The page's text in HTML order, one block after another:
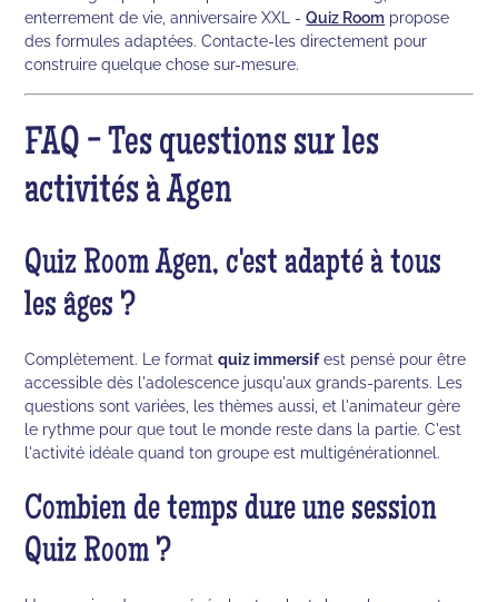
enterrement de vie, anniversaire XXL -Quiz Room propose
des formules adaptées. Contacte-les directement pour
construire quelque chose sur-mesure.
FAQ - Tes questions sur les
activités à Agen
Quiz Room Agen, c'est adapté à tous
les âges ?
Complètement. Le formatquiz immersifest pensé pour être
accessible dès l'adolescence jusqu'aux grands-parents. Les
questions sont variées, les thèmes aussi, et l'animateur gère
le rythme pour que tout le monde reste dans la partie. C'est
l'activité idéale quand ton groupe est multigénérationnel.
Combien de temps dure une session
Quiz Room ?